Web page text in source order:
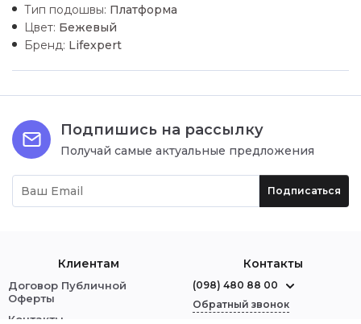
Тип подошвы: Платформа
Цвет: Бежевый
Бренд: Lifexpert
Подпишись на рассылку
Получай самые актуальные предложения
Подписаться
Клиентам
Договор Публичной
Оферты
Контакты
Контакты
(098) 480 88 00
Обратный звонок